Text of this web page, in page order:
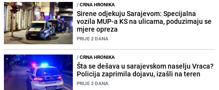
/CRNA HRONIKA
Sirene odjekuju Sarajevom: Specijalna
vozila MUP-a KS na ulicama, poduzimaju se
mjere opreza
PRIJE 2 DANA
/CRNA HRONIKA
Šta se dešava u sarajevskom naselju Vraca?
Policija zaprimila dojavu, izašli na teren
PRIJE 2 DANA